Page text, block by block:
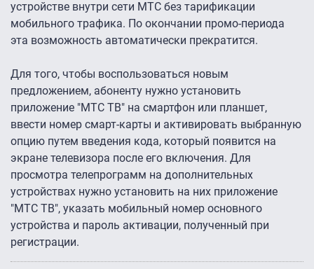
устройстве внутри сети МТС без тарификации
мобильного трафика. По окончании промо-периода
эта возможность автоматически прекратится.
Для того, чтобы воспользоваться новым
предложением, абоненту нужно установить
приложение "МТС ТВ" на смартфон или планшет,
ввести номер смарт-карты и активировать выбранную
опцию путем введения кода, который появится на
экране телевизора после его включения. Для
просмотра телепрограмм на дополнительных
устройствах нужно установить на них приложение
"МТС ТВ", указать мобильный номер основного
устройства и пароль активации, полученный при
регистрации.